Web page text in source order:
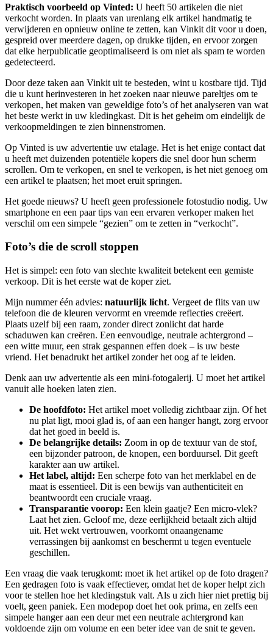
Praktisch voorbeeld op Vinted: U heeft 50 artikelen die niet
verkocht worden. In plaats van urenlang elk artikel handmatig te
verwijderen en opnieuw online te zetten, kan Vinkit dit voor u doen,
gespreid over meerdere dagen, op drukke tijden, en ervoor zorgen
dat elke herpublicatie geoptimaliseerd is om niet als spam te worden
gedetecteerd.
Door deze taken aan Vinkit uit te besteden, wint u kostbare tijd. Tijd
die u kunt herinvesteren in het zoeken naar nieuwe pareltjes om te
verkopen, het maken van geweldige foto’s of het analyseren van wat
het beste werkt in uw kledingkast. Dit is het geheim om eindelijk de
verkoopmeldingen te zien binnenstromen.
Op Vinted is uw advertentie uw etalage. Het is het enige contact dat
u heeft met duizenden potentiële kopers die snel door hun scherm
scrollen. Om te verkopen, en snel te verkopen, is het niet genoeg om
een artikel te plaatsen; het moet eruit springen.
Het goede nieuws? U heeft geen professionele fotostudio nodig. Uw
smartphone en een paar tips van een ervaren verkoper maken het
verschil om een simpele “gezien” om te zetten in “verkocht”.
Foto’s die de scroll stoppen
Het is simpel: een foto van slechte kwaliteit betekent een gemiste
verkoop. Dit is het eerste wat de koper ziet.
Mijn nummer één advies: natuurlijk licht. Vergeet de flits van uw
telefoon die de kleuren vervormt en vreemde reflecties creëert.
Plaats uzelf bij een raam, zonder direct zonlicht dat harde
schaduwen kan creëren. Een eenvoudige, neutrale achtergrond –
een witte muur, een strak gespannen effen doek – is uw beste
vriend. Het benadrukt het artikel zonder het oog af te leiden.
Denk aan uw advertentie als een mini-fotogalerij. U moet het artikel
vanuit alle hoeken laten zien.
De hoofdfoto: Het artikel moet volledig zichtbaar zijn. Of het
nu plat ligt, mooi glad is, of aan een hanger hangt, zorg ervoor
dat het goed in beeld is.
De belangrijke details: Zoom in op de textuur van de stof,
een bijzonder patroon, de knopen, een borduursel. Dit geeft
karakter aan uw artikel.
Het label, altijd: Een scherpe foto van het merklabel en de
maat is essentieel. Dit is een bewijs van authenticiteit en
beantwoordt een cruciale vraag.
Transparantie voorop: Een klein gaatje? Een micro-vlek?
Laat het zien. Geloof me, deze eerlijkheid betaalt zich altijd
uit. Het wekt vertrouwen, voorkomt onaangename
verrassingen bij aankomst en beschermt u tegen eventuele
geschillen.
Een vraag die vaak terugkomt: moet ik het artikel op de foto dragen?
Een gedragen foto is vaak effectiever, omdat het de koper helpt zich
voor te stellen hoe het kledingstuk valt. Als u zich hier niet prettig bij
voelt, geen paniek. Een modepop doet het ook prima, en zelfs een
simpele hanger aan een deur met een neutrale achtergrond kan
voldoende zijn om volume en een beter idee van de snit te geven.